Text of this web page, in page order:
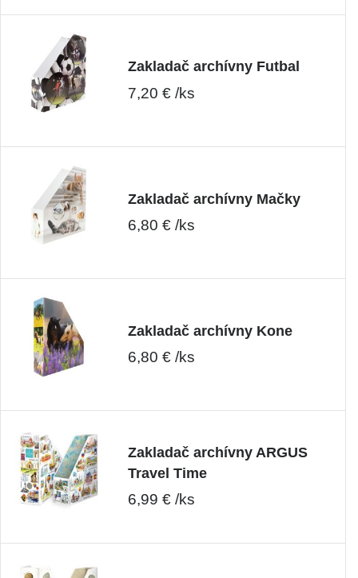
Zakladač archívny Futbal
7,20 € /ks
Zakladač archívny Mačky
6,80 € /ks
Zakladač archívny Kone
6,80 € /ks
Zakladač archívny ARGUS
Travel Time
6,99 € /ks